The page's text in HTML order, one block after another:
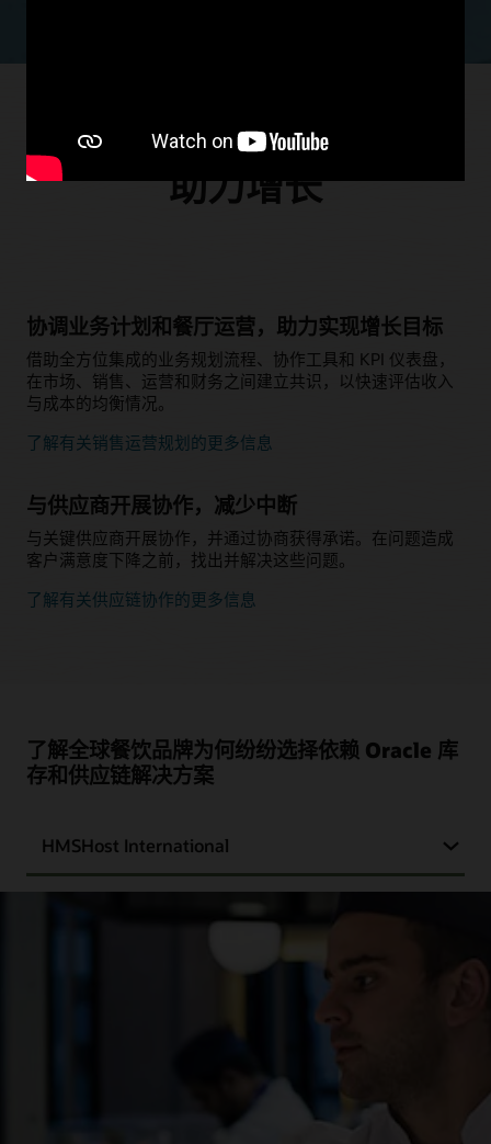
优化运营和供应商关系以
助力增长
协调业务计划和餐厅运营，助力实现增长目标
借助全方位集成的业务规划流程、协作工具和 KPI 仪表盘，
在市场、销售、运营和财务之间建立共识，以快速评估收入
与成本的均衡情况。
了解有关销售运营规划的更多信息
与供应商开展协作，减少中断
与关键供应商开展协作，并通过协商获得承诺。在问题造成
客户满意度下降之前，找出并解决这些问题。
了解有关供应链协作的更多信息
了解全球餐饮品牌为何纷纷选择依赖 Oracle 库
存和供应链解决方案
HMSHost International